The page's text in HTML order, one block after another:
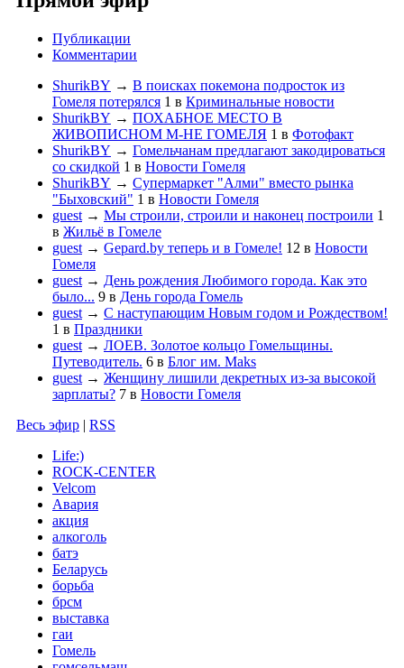
Публикации
Комментарии
ShurikBY → В поисках покемона подросток из
Гомеля потерялся 1 в Криминальные новости
ShurikBY → ПОХАБНОЕ МЕСТО В
ЖИВОПИСНОМ М-НЕ ГОМЕЛЯ 1 в Фотофакт
ShurikBY → Гомельчанам предлагают закодироваться
со скидкой 1 в Новости Гомеля
ShurikBY → Супермаркет "Алми" вместо рынка
"Быховский" 1 в Новости Гомеля
guest → Мы строили, строили и наконец построили 1
в Жильё в Гомеле
guest → Gepard.by теперь и в Гомеле! 12 в Новости
Гомеля
guest → День рождения Любимого города. Как это
было... 9 в День города Гомель
guest → С наступающим Новым годом и Рождеством!
1 в Праздники
guest → ЛОЕВ. Золотое кольцо Гомельщины.
Путеводитель. 6 в Блог им. Maks
guest → Женщину лишили декретных из-за высокой
зарплаты? 7 в Новости Гомеля
Весь эфир | RSS
Life:)
ROCK-CENTER
Velcom
Авария
акция
алкоголь
батэ
Беларусь
борьба
брсм
выставка
гаи
Гомель